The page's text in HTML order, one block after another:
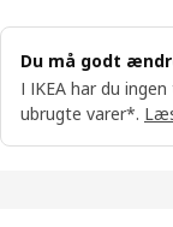
Du må godt
I IKEA har du
ubrugte varer*.